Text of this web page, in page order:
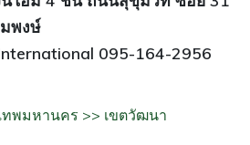
พงษ์
095-164-2956
ทพมหานคร >> เขตวัฒนา